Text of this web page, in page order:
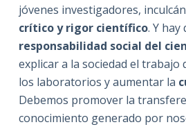
jóvenes investigadores,
crítico y rigor científico. Y
responsabilidad social del
explicar a la sociedad el trabajo
los laboratorios y aumentar la
Debemos promover la
conocimiento generado por